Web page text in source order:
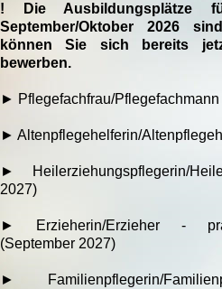
! Die Ausbildungsplätze
September/Oktober 2026
können Sie sich bereits
bewerben.
► Pflegefachfrau/
► Altenpflegehelferin/
► Heilerziehungspflegerin/
2027)
►
Erzieherin/Erzieher -
(September 2027)
► Familienpflegerin/